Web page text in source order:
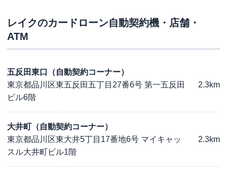
レイクのカードローン自動契約機・店舗・
ATM
五反田東口（自動契約コーナー）
東京都品川区東五反田五丁目27番6号 第一五反田
ビル6階
2.3km
大井町（自動契約コーナー）
東京都品川区東大井5丁目17番地6号 マイキャッ
スル大井町ビル1階
2.3km